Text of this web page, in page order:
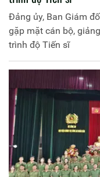
Đảng ủy, Ban Giám
gặp mặt cán bộ,
trình độ Tiến sĩ